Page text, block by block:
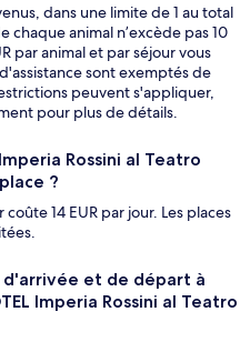
dans une limite de 1 au total
animal n’excède pas 10
par animal et par séjour vous
sont exemptés de
peuvent s'appliquer,
pour plus de détails.
Rossini al Teatro
?
14 EUR par jour. Les places
d'arrivée et de départ à
Imperia Rossini al Teatro